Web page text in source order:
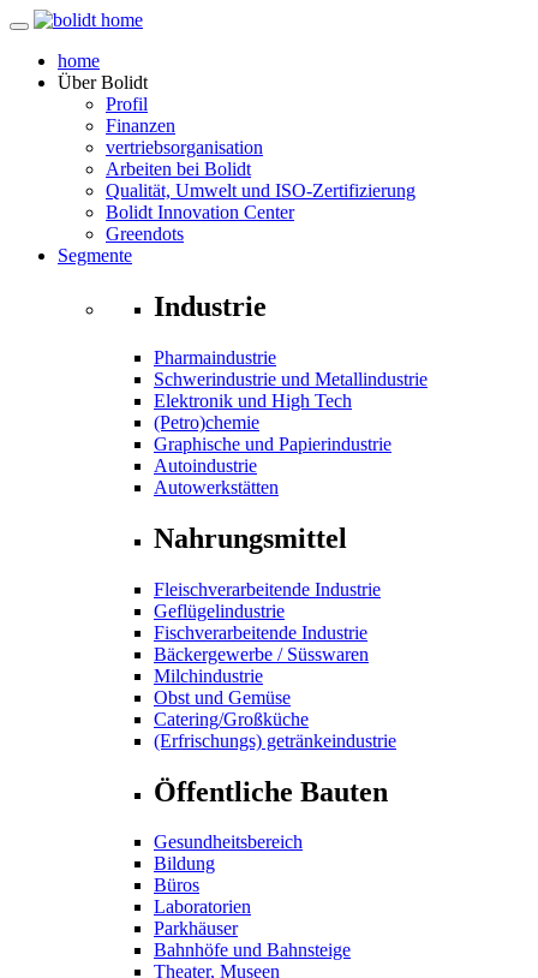
home
ÜberBolidt
Profil
Finanzen
vertriebsorganisation
Arbeiten bei Bolidt
Qualität, Umwelt und ISO-Zertifizierung
Bolidt Innovation Center
Greendots
Segmente
Industrie
Pharmaindustrie
Schwerindustrie und Metallindustrie
Elektronik und High Tech
(Petro)chemie
Graphische und Papierindustrie
Autoindustrie
Autowerkstätten
Nahrungsmittel
Fleischverarbeitende Industrie
Geflügelindustrie
Fischverarbeitende Industrie
Bäckergewerbe / Süsswaren
Milchindustrie
Obst und Gemüse
Catering/Großküche
(Erfrischungs) getränkeindustrie
Öffentliche Bauten
Gesundheitsbereich
Bildung
Büros
Laboratorien
Parkhäuser
Bahnhöfe und Bahnsteige
Theater, Museen